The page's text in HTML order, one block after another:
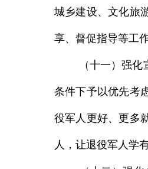
城乡建设、文化旅
享、督促指导等工
（十一）强
条件下予以优先考
役军人更好、更多
人，让退役军人学